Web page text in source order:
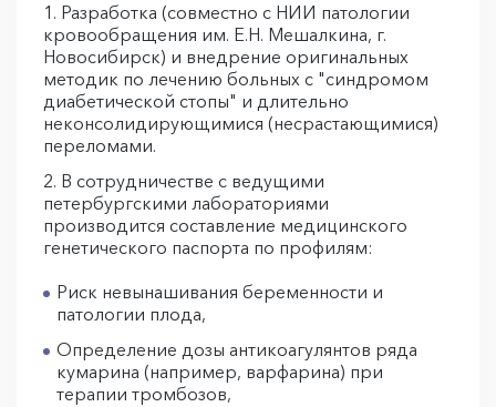
Разработка (совместно с НИИ патологии
кровообращения им. Е.Н. Мешалкина, г.
Новосибирск) и внедрение оригинальных
методик по лечению больных с "синдромом
диабетической стопы" и длительно
неконсолидирующимися (несрастающимися)
переломами.
В сотрудничестве с ведущими
петербургскими лабораториями
производится составление медицинского
генетического паспорта по профилям:
Риск невынашивания беременности и
патологии плода,
Определение дозы антикоагулянтов ряда
кумарина (например, варфарина) при
терапии тромбозов,